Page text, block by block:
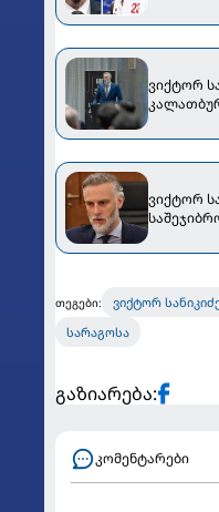
ვიქტორ
ვიქტორ
თეგები: ვიქტორ
სარაგოსა
გაზიარება:
კომენტარები